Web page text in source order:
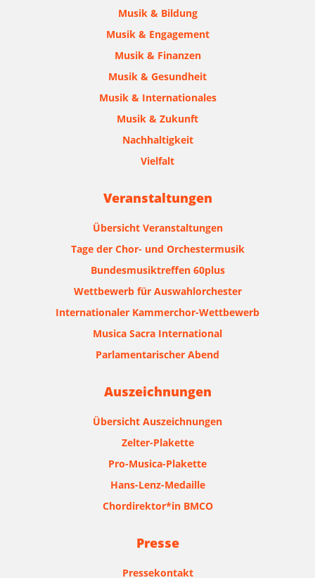
Musik & Bildung
Musik & Engagement
Musik & Finanzen
Musik & Gesundheit
Musik & Internationales
Musik & Zukunft
Nachhaltigkeit
Vielfalt
Veranstaltungen
Übersicht Veranstaltungen
Tage der Chor- und Orchestermusik
Bundesmusiktreffen 60plus
Wettbewerb für Auswahlorchester
Internationaler Kammerchor-Wettbewerb
Musica Sacra International
Parlamentarischer Abend
Auszeichnungen
Übersicht Auszeichnungen
Zelter-Plakette
Pro-Musica-Plakette
Hans-Lenz-Medaille
Chordirektor*in BMCO
Presse
Pressekontakt